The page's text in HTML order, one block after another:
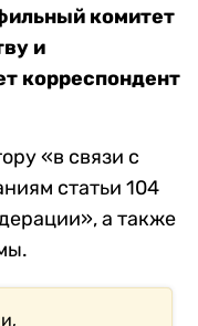
комитет
и
корреспондент
«в связи с
статьи 104
а также